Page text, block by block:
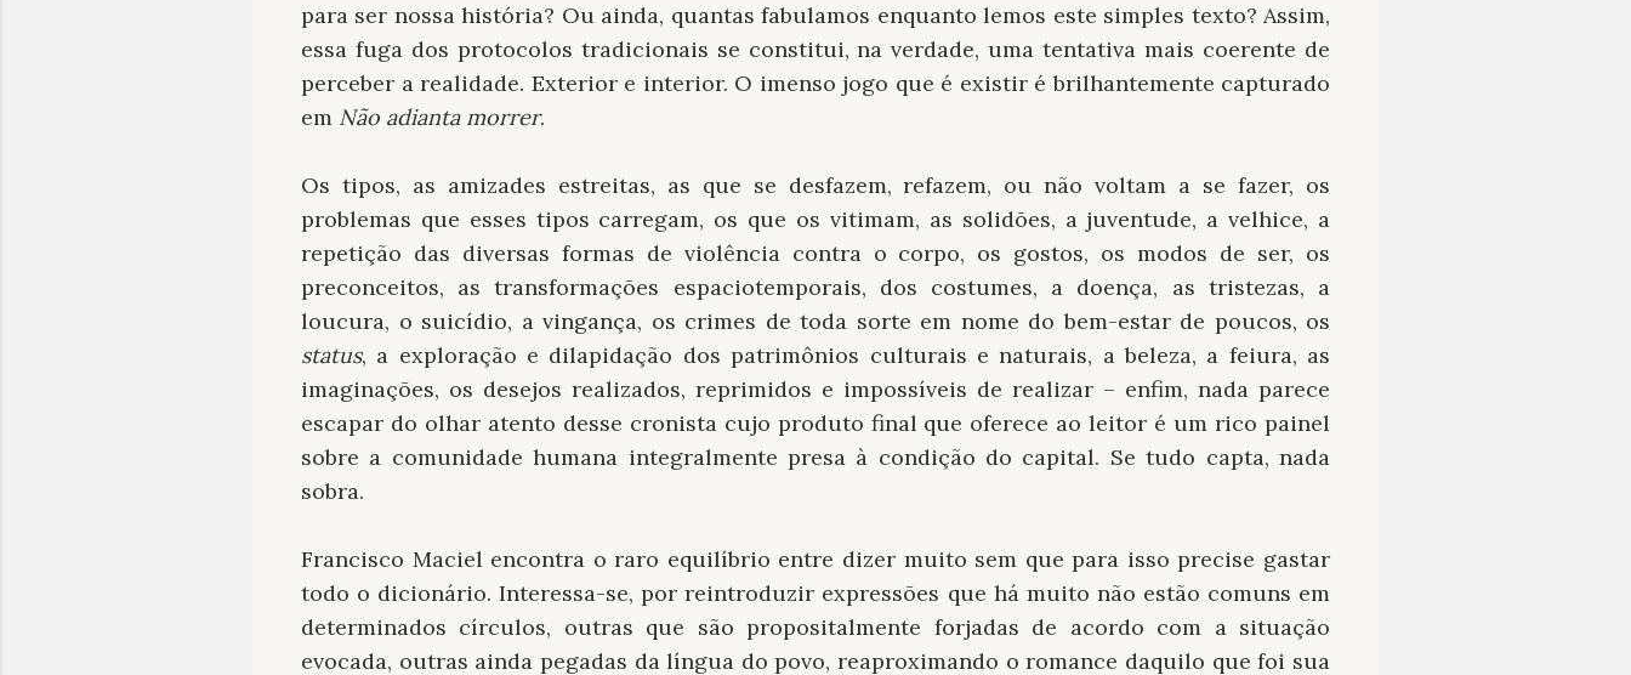
para ser nossa história? Ou ainda, quantas fabulamos enquanto lemos este simples texto? Assim,
essa fuga dos protocolos tradicionais se constitui, na verdade, uma tentativa mais coerente de
perceber a realidade. Exterior e interior. O imenso jogo que é existir é brilhantemente capturado
em Não adianta morrer.
Os tipos, as amizades estreitas, as que se desfazem, refazem, ou não voltam a se fazer, os
problemas que esses tipos carregam, os que os vitimam, as solidões, a juventude, a velhice, a
repetição das diversas formas de violência contra o corpo, os gostos, os modos de ser, os
preconceitos, as transformações espaciotemporais, dos costumes, a doença, as tristezas, a
loucura, o suicídio, a vingança, os crimes de toda sorte em nome do bem-estar de poucos, os
status, a exploração e dilapidação dos patrimônios culturais e naturais, a beleza, a feiura, as
imaginações, os desejos realizados, reprimidos e impossíveis de realizar – enfim, nada parece
escapar do olhar atento desse cronista cujo produto final que oferece ao leitor é um rico painel
sobre a comunidade humana integralmente presa à condição do capital. Se tudo capta, nada
sobra.
Francisco Maciel encontra o raro equilíbrio entre dizer muito sem que para isso precise gastar
todo o dicionário. Interessa-se, por reintroduzir expressões que há muito não estão comuns em
determinados círculos, outras que são propositalmente forjadas de acordo com a situação
evocada, outras ainda pegadas da língua do povo, reaproximando o romance daquilo que foi sua